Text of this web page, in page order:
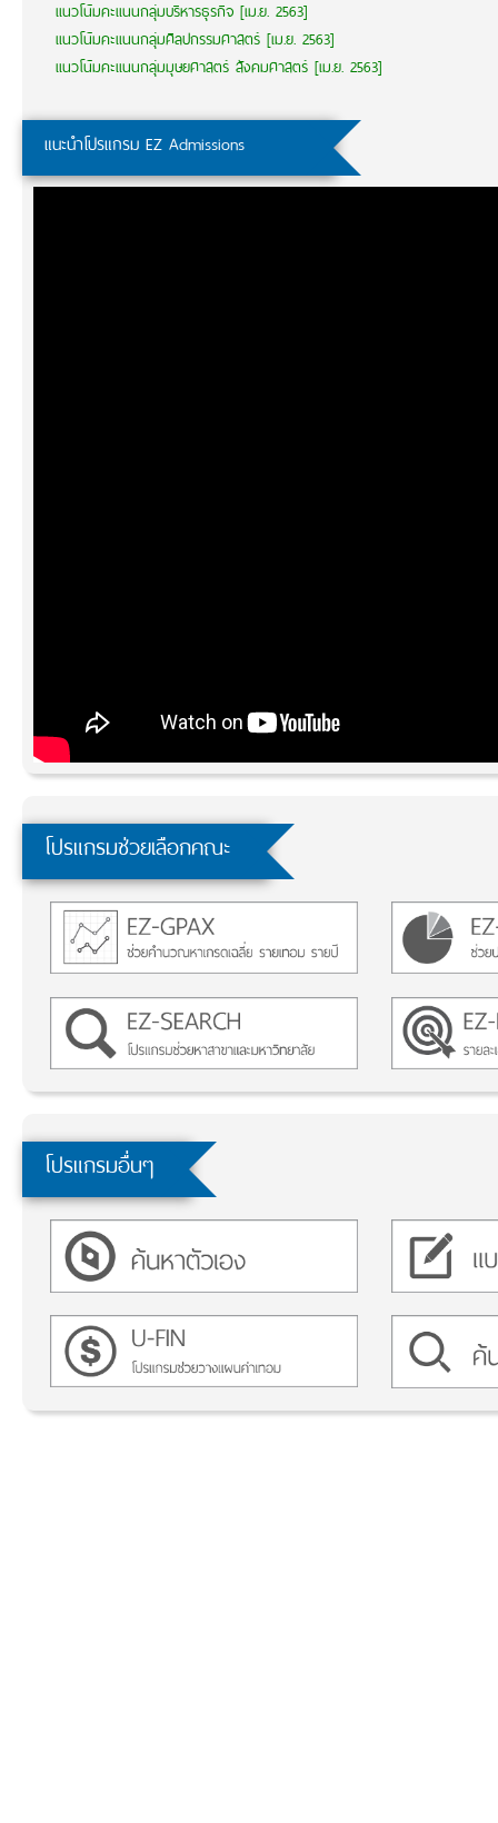
แนวโน้มคะแนนกลุ่มบริหารธุรกิจ [เม.ย. 2563]
แนวโน้มคะแนนกลุ่มศิลปกรรมศาสตร์ [เม.ย. 2563]
แนวโน้มคะแนนกลุ่มมุษยศาสตร์ สังคมศาสตร์ [เม.ย. 2563]
แนะนำโปรแกรม EZ Admissions
โปรแกรมช่วยเลือกคณะ
โปรแกรมอื่นๆ